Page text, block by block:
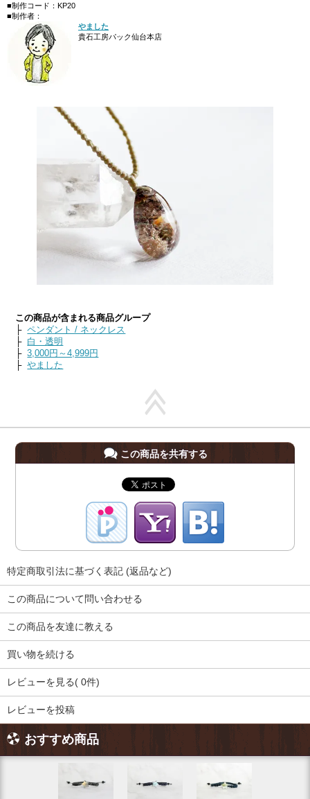
■制作コード：KP20
■制作者：
やました
貴石工房パック仙台本店
この商品が含まれる商品グループ
├ペンダント / ネックレス
├ 白・透明
├3,000円～4,999円
├やました
この商品を共有する
特定商取引法に基づく表記 (返品など)
この商品について問い合わせる
この商品を友達に教える
買い物を続ける
レビューを見る( 0件)
レビューを投稿
おすすめ商品